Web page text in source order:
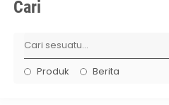
Cari
Produk Berita